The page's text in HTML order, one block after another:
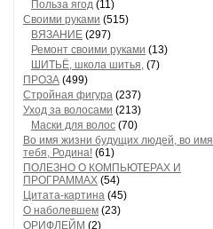
Польза ягод (11)
Своими руками (515)
ВЯЗАНИЕ (297)
Ремонт своими руками (13)
ШИТЬЁ, школа шитья, (7)
ПРОЗА (499)
Стройная фигура (237)
Уход за волосами (213)
Маски для волос (70)
Во имя жизни будущих людей, во имя
тебя, Родина! (61)
ПОЛЕЗНО О КОМПЬЮТЕРАХ И
ПРОГРАММАХ (54)
Цитата-картина (45)
О наболевшем (23)
ОРИФЛЕЙМ (2)